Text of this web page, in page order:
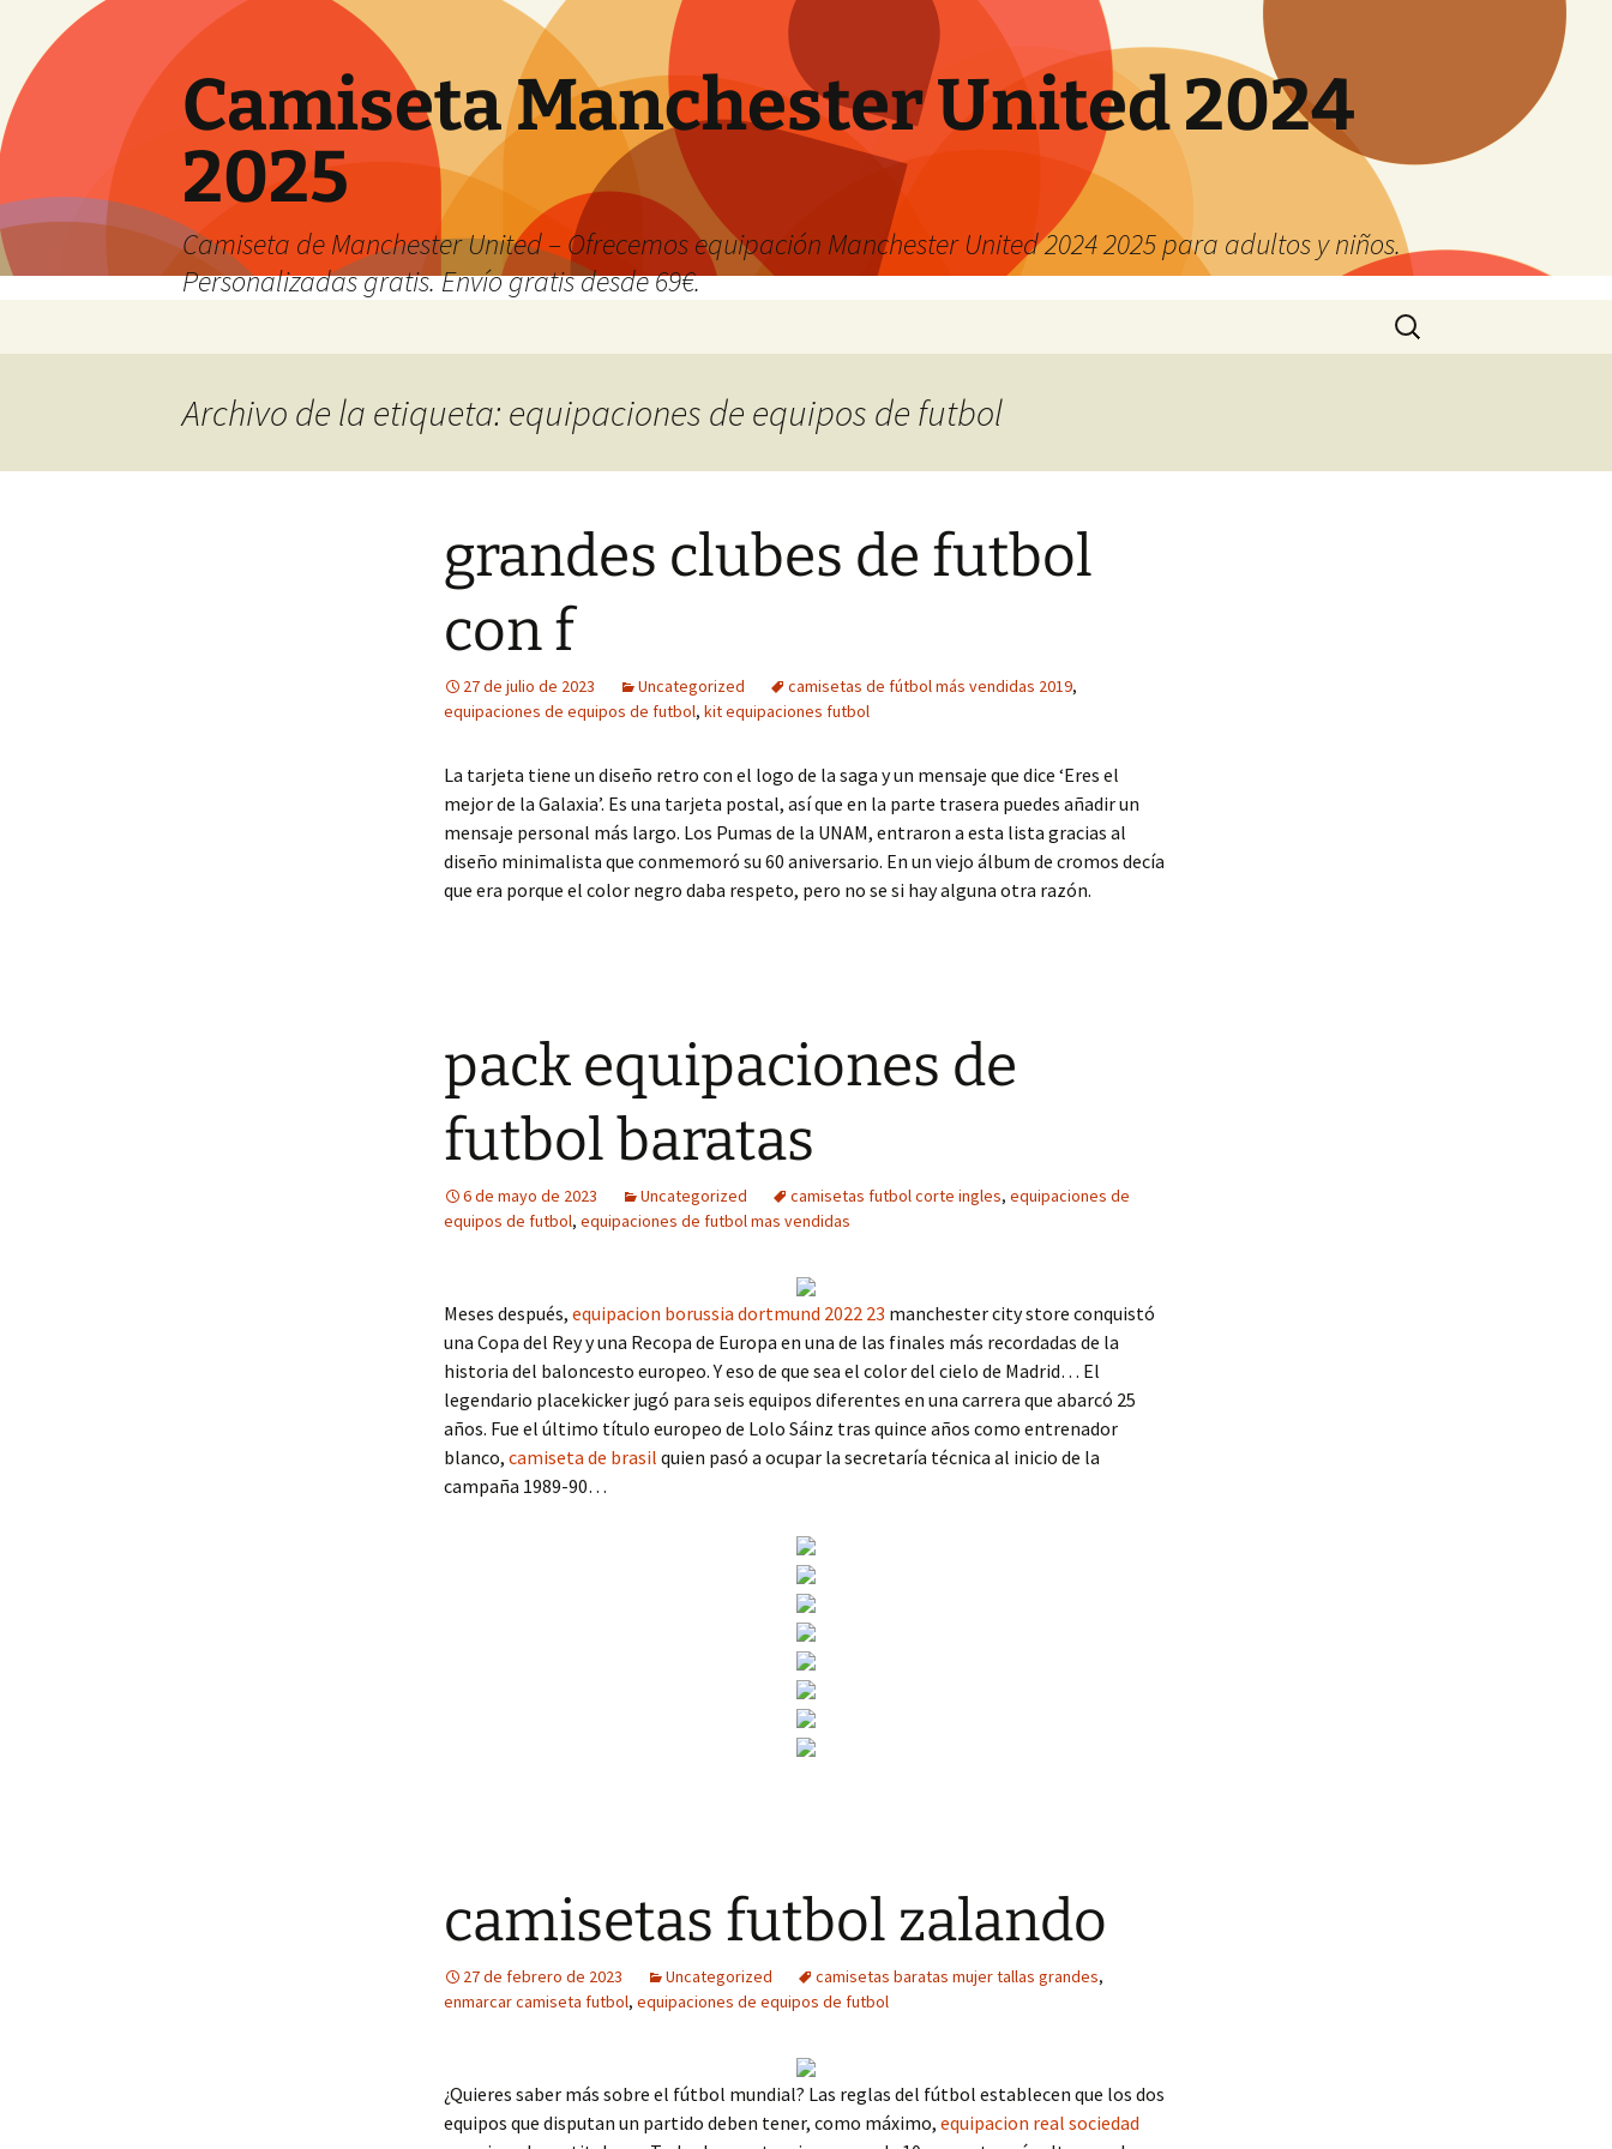
Camiseta Manchester United 2024
2025
Camiseta de Manchester United – Ofrecemos equipación Manchester United 2024 2025 para adultos y niños.
Personalizadas gratis. Envío gratis desde 69€.
Buscar:
Archivo de la etiqueta: equipaciones de equipos de futbol
grandes clubes de futbol
con f
27 de julio de 2023 Uncategorized camisetas de fútbol más vendidas 2019,
equipaciones de equipos de futbol, kit equipaciones futbol
La tarjeta tiene un diseño retro con el logo de la saga y un mensaje que dice ‘Eres el
mejor de la Galaxia’. Es una tarjeta postal, así que en la parte trasera puedes añadir un
mensaje personal más largo. Los Pumas de la UNAM, entraron a esta lista gracias al
diseño minimalista que conmemoró su 60 aniversario. En un viejo álbum de cromos decía
que era porque el color negro daba respeto, pero no se si hay alguna otra razón.
pack equipaciones de
futbol baratas
6 de mayo de 2023 Uncategorized camisetas futbol corte ingles, equipaciones de
equipos de futbol, equipaciones de futbol mas vendidas
Meses después, equipacion borussia dortmund 2022 23 manchester city store conquistó
una Copa del Rey y una Recopa de Europa en una de las finales más recordadas de la
historia del baloncesto europeo. Y eso de que sea el color del cielo de Madrid… El
legendario placekicker jugó para seis equipos diferentes en una carrera que abarcó 25
años. Fue el último título europeo de Lolo Sáinz tras quince años como entrenador
blanco, camiseta de brasil quien pasó a ocupar la secretaría técnica al inicio de la
campaña 1989-90…
camisetas futbol zalando
27 de febrero de 2023 Uncategorized camisetas baratas mujer tallas grandes,
enmarcar camiseta futbol, equipaciones de equipos de futbol
¿Quieres saber más sobre el fútbol mundial? Las reglas del fútbol establecen que los dos
equipos que disputan un partido deben tener, como máximo, equipacion real sociedad